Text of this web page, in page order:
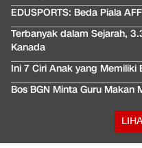
EDUSPORTS: Beda Piala
Terbanyak dalam Sejarah,
Kanada
Ini 7 Ciri Anak yang Memiliki
Bos BGN Minta Guru Makan